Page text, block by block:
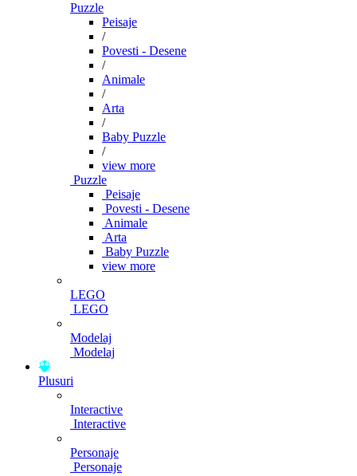
Puzzle
Peisaje
/
Povesti - Desene
/
Animale
/
Arta
/
Baby Puzzle
/
view more
Puzzle
Peisaje
Povesti - Desene
Animale
Arta
Baby Puzzle
view more
LEGO
LEGO
Modelaj
Modelaj
Plusuri
Interactive
Interactive
Personaje
Personaje